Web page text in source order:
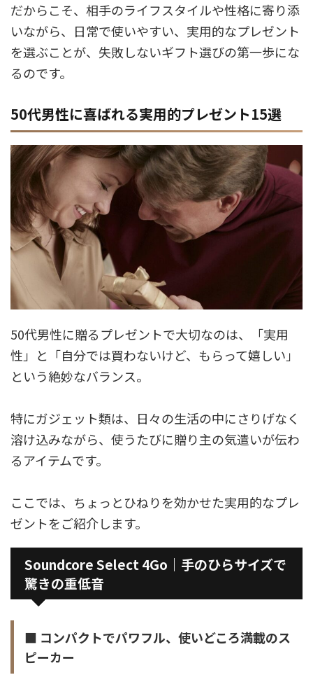
だからこそ、相手のライフスタイルや性格に寄り添
いながら、日常で使いやすい、実用的なプレゼント
を選ぶことが、失敗しないギフト選びの第一歩にな
るのです。
50代男性に喜ばれる実用的プレゼント15選
50代男性に贈るプレゼントで大切なのは、「実用
性」と「自分では買わないけど、もらって嬉しい」
という絶妙なバランス。
特にガジェット類は、日々の生活の中にさりげなく
溶け込みながら、使うたびに贈り主の気遣いが伝わ
るアイテムです。
ここでは、ちょっとひねりを効かせた実用的なプレ
ゼントをご紹介します。
Soundcore Select 4Go｜手のひらサイズで
驚きの重低音
■ コンパクトでパワフル、使いどころ満載のス
ピーカー